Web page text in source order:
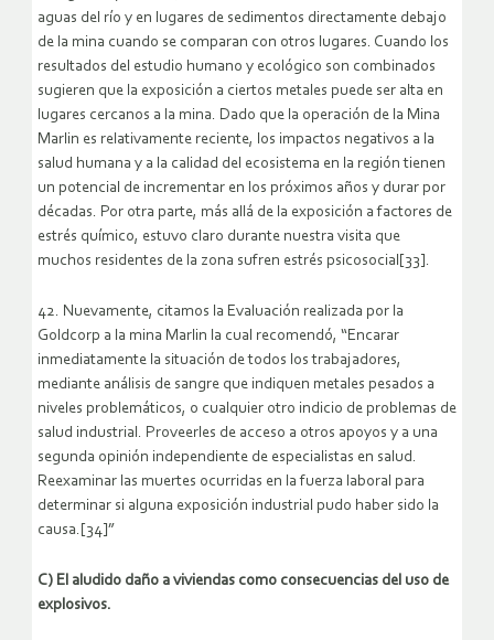
aguas del río y en lugares de sedimentos directamente debajo
de la mina cuando se comparan con otros lugares. Cuando los
resultados del estudio humano y ecológico son combinados
sugieren que la exposición a ciertos metales puede ser alta en
lugares cercanos a la mina. Dado que la operación de la Mina
Marlin es relativamente reciente, los impactos negativos a la
salud humana y a la calidad del ecosistema en la región tienen
un potencial de incrementar en los próximos años y durar por
décadas. Por otra parte, más allá de la exposición a factores de
estrés químico, estuvo claro durante nuestra visita que
muchos residentes de la zona sufren estrés psicosocial[33].
42. Nuevamente, citamos la Evaluación realizada por la
Goldcorp a la mina Marlin la cual recomendó, “Encarar
inmediatamente la situación de todos los trabajadores,
mediante análisis de sangre que indiquen metales pesados a
niveles problemáticos, o cualquier otro indicio de problemas de
salud industrial. Proveerles de acceso a otros apoyos y a una
segunda opinión independiente de especialistas en salud.
Reexaminar las muertes ocurridas en la fuerza laboral para
determinar si alguna exposición industrial pudo haber sido la
causa.[34]”
C) El aludido daño a viviendas como consecuencias del uso de
explosivos.